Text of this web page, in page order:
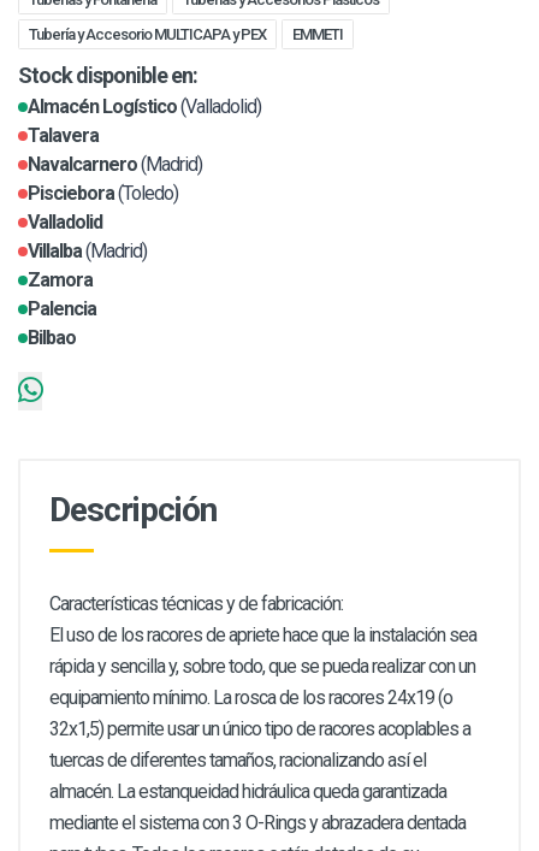
Tubería y Accesorio MULTICAPA y PEX
EMMETI
Stock disponible en:
Almacén Logístico(Valladolid)
Talavera
Navalcarnero(Madrid)
Pisciebora(Toledo)
Valladolid
Villalba(Madrid)
Zamora
Palencia
Bilbao
Descripción
Características técnicas y de fabricación:
El uso de los racores de apriete hace que la instalación sea
rápida y sencilla y, sobre todo, que se pueda realizar con un
equipamiento mínimo. La rosca de los racores 24x19 (o
32x1,5) permite usar un único tipo de racores acoplables a
tuercas de diferentes tamaños, racionalizando así el
almacén. La estanqueidad hidráulica queda garantizada
mediante el sistema con 3 O-Rings y abrazadera dentada